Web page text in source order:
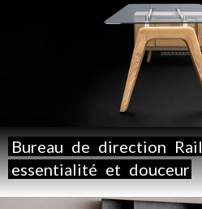
Bureau de direction Rail
essentialité et douceur